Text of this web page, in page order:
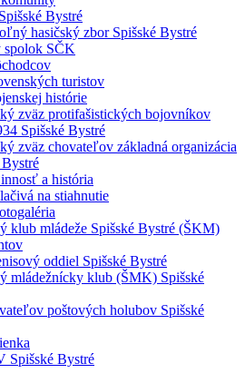
Bystré
hasičský zbor Spišské Bystré
spolok SČK
turistov
histórie
zväz protifašistických bojovníkov
Spišské Bystré
zväz chovateľov základná organizácia
Bystré
a história
na stiahnutie
klub mládeže Spišské Bystré (ŠKM)
oddiel Spišské Bystré
mládežnícky klub (ŠMK) Spišské
poštových holubov Spišské
Spišské Bystré